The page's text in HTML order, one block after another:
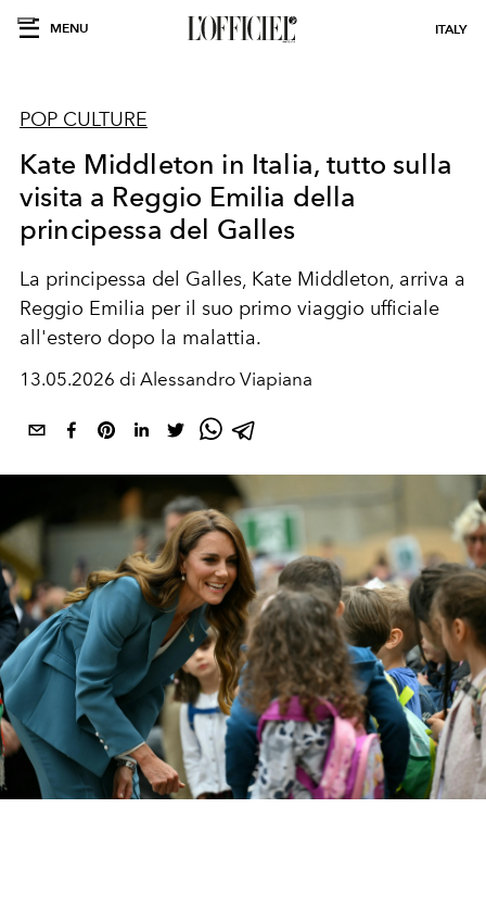
MENU ITALY
POP CULTURE
Kate Middleton in Italia, tutto sulla
visita a Reggio Emilia della
principessa del Galles
La principessa del Galles, Kate Middleton, arriva a
Reggio Emilia per il suo primo viaggio ufficiale
all'estero dopo la malattia.
13.05.2026 di Alessandro Viapiana